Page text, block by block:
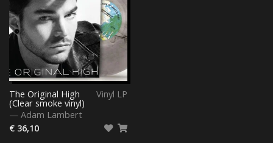
Vinyl LP
The Original High
(Clear smoke vinyl)
— Adam Lambert
€ 36,10